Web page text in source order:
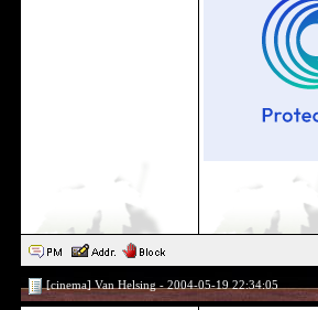
[cinema] Van Helsing - 2004-05-19 22:34:05